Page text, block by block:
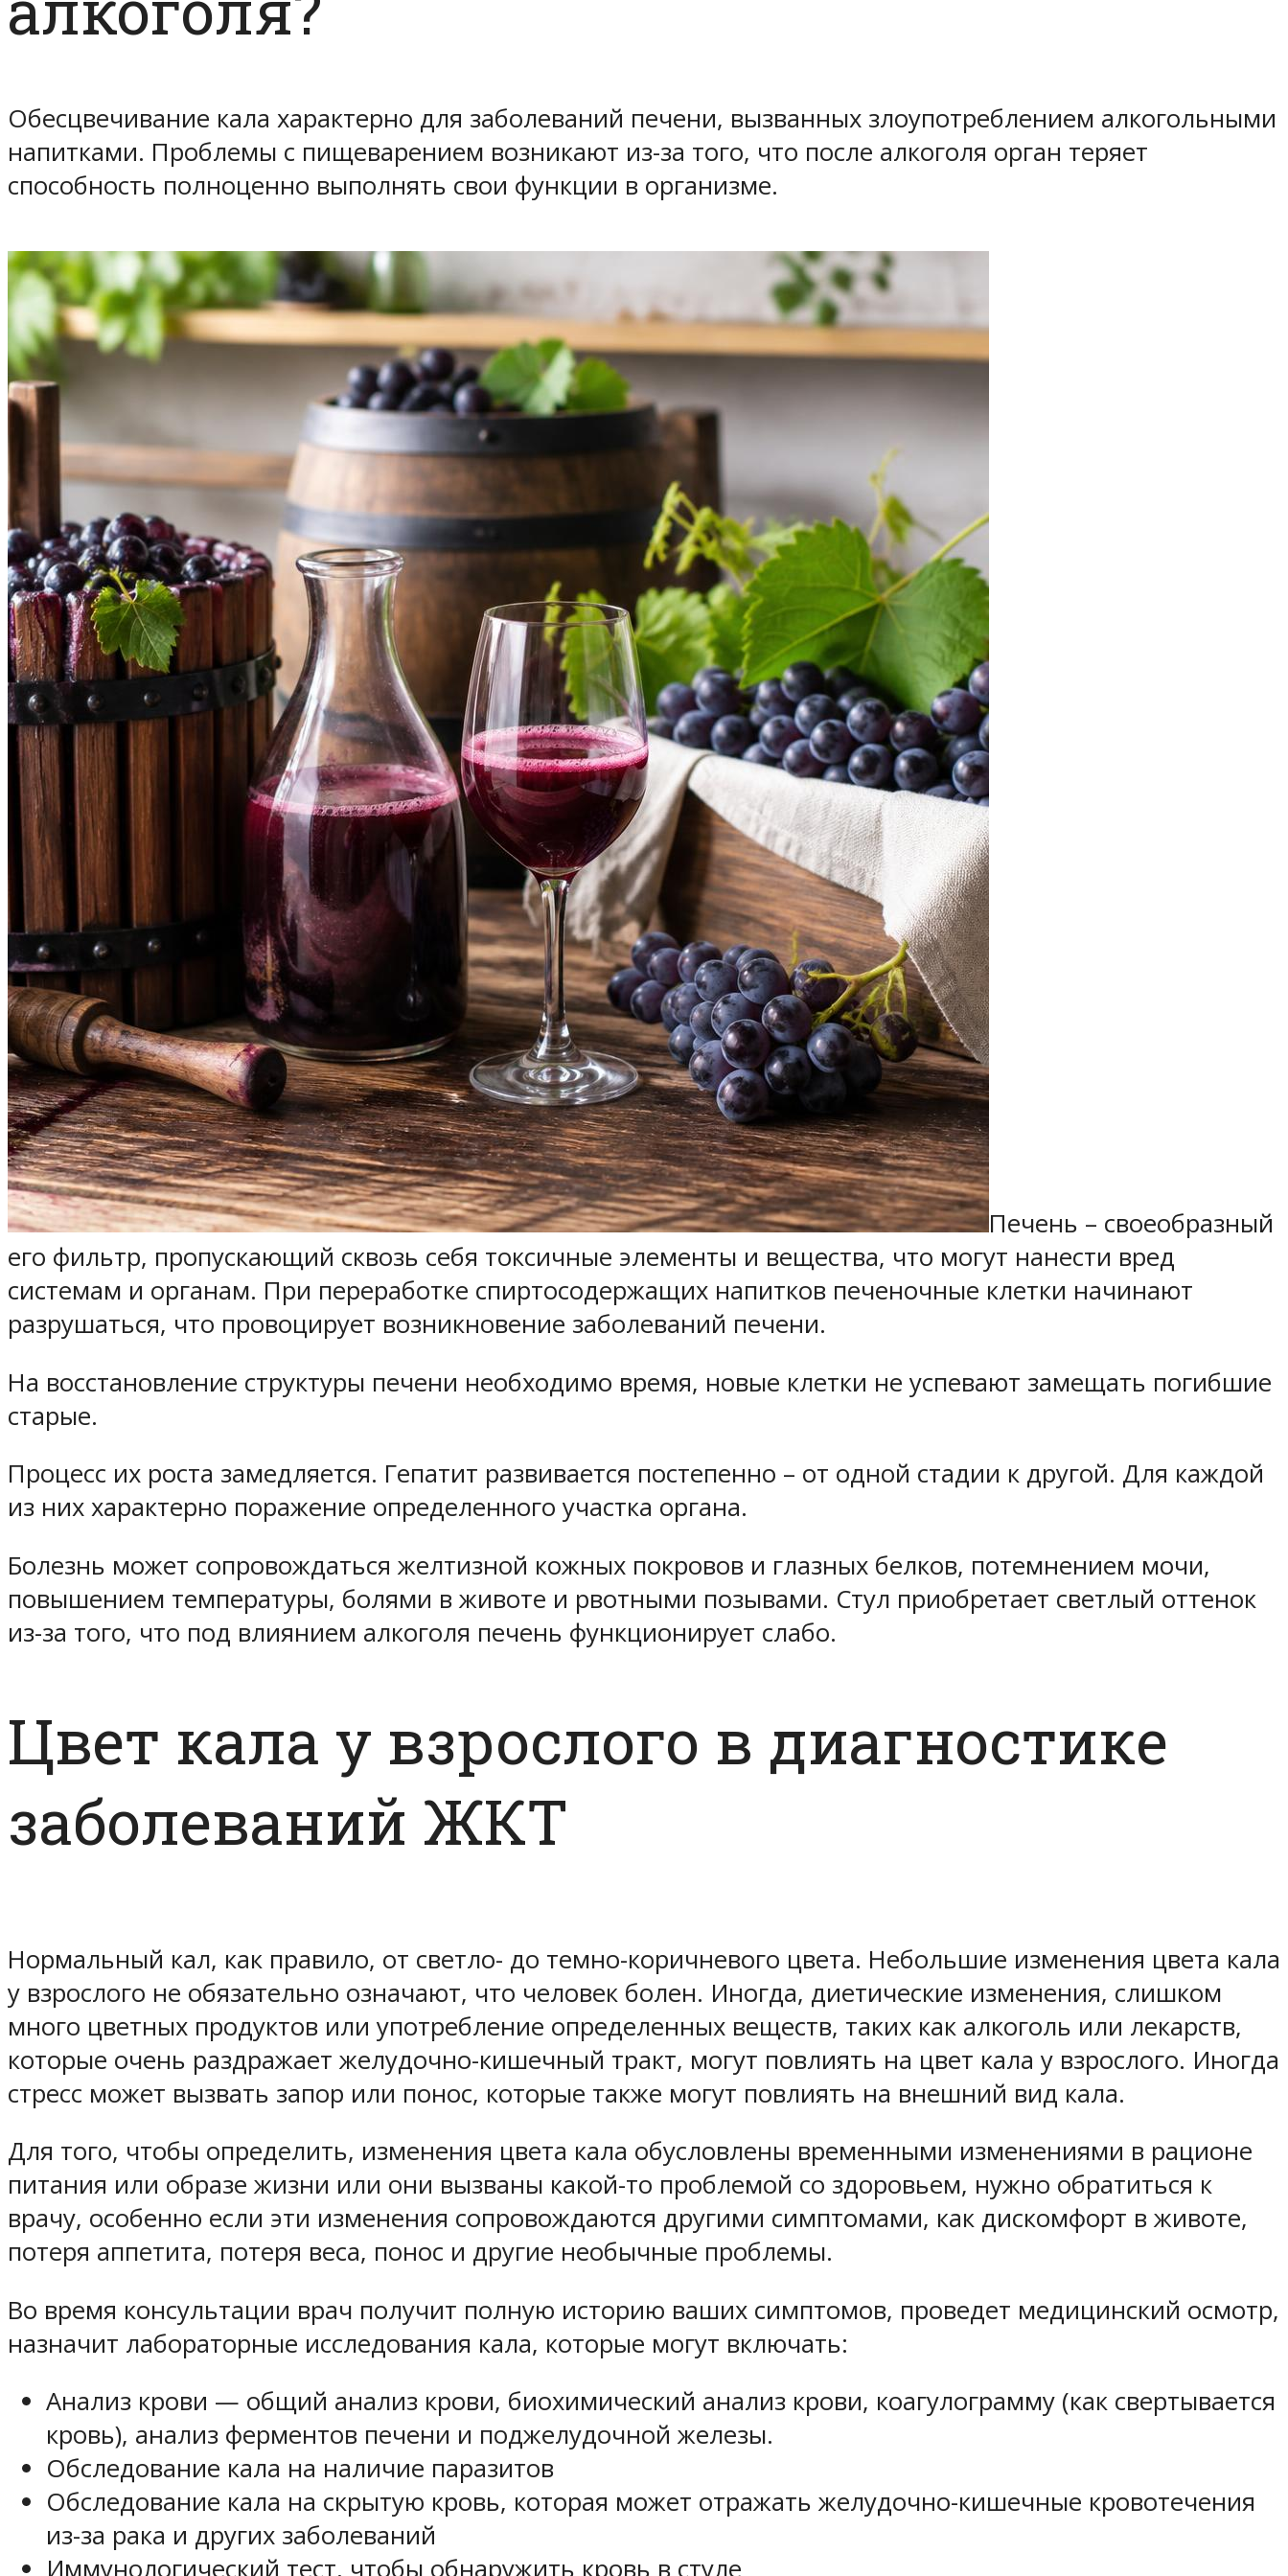
Обесцвечивание кала характерно для заболеваний печени, вызванных злоупотреблением алкогольными
напитками. Проблемы с пищеварением возникают из-за того, что после алкоголя орган теряет
способность полноценно выполнять свои функции в организме.
Печень – своеобразный
его фильтр, пропускающий сквозь себя токсичные элементы и вещества, что могут нанести вред
системам и органам. При переработке спиртосодержащих напитков печеночные клетки начинают
разрушаться, что провоцирует возникновение заболеваний печени.
На восстановление структуры печени необходимо время, новые клетки не успевают замещать погибшие
старые.
Процесс их роста замедляется. Гепатит развивается постепенно – от одной стадии к другой. Для каждой
из них характерно поражение определенного участка органа.
Болезнь может сопровождаться желтизной кожных покровов и глазных белков, потемнением мочи,
повышением температуры, болями в животе и рвотными позывами. Стул приобретает светлый оттенок
из-за того, что под влиянием алкоголя печень функционирует слабо.
Цвет кала у взрослого в диагностике
заболеваний ЖКТ
Нормальный кал, как правило, от светло- до темно-коричневого цвета. Небольшие изменения цвета кала
у взрослого не обязательно означают, что человек болен. Иногда, диетические изменения, слишком
много цветных продуктов или употребление определенных веществ, таких как алкоголь или лекарств,
которые очень раздражает желудочно-кишечный тракт, могут повлиять на цвет кала у взрослого. Иногда
стресс может вызвать запор или понос, которые также могут повлиять на внешний вид кала.
Для того, чтобы определить, изменения цвета кала обусловлены временными изменениями в рационе
питания или образе жизни или они вызваны какой-то проблемой со здоровьем, нужно обратиться к
врачу, особенно если эти изменения сопровождаются другими симптомами, как дискомфорт в животе,
потеря аппетита, потеря веса, понос и другие необычные проблемы.
Во время консультации врач получит полную историю ваших симптомов, проведет медицинский осмотр,
назначит лабораторные исследования кала, которые могут включать:
Анализ крови — общий анализ крови, биохимический анализ крови, коагулограмму (как свертывается
кровь), анализ ферментов печени и поджелудочной железы.
Обследование кала на наличие паразитов
Обследование кала на скрытую кровь, которая может отражать желудочно-кишечные кровотечения
из-за рака и других заболеваний
Иммунологический тест, чтобы обнаружить кровь в стуле